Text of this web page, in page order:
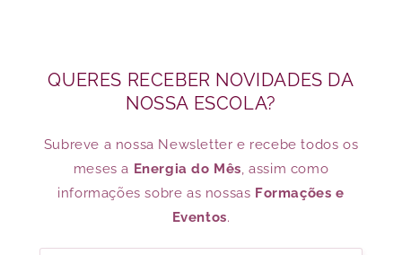
QUERES RECEBER NOVIDADES DA
NOSSA ESCOLA?
Subreve a nossa Newsletter e recebe todos os
meses a Energia do Mês, assim como
informações sobre as nossas Formações e
Eventos.